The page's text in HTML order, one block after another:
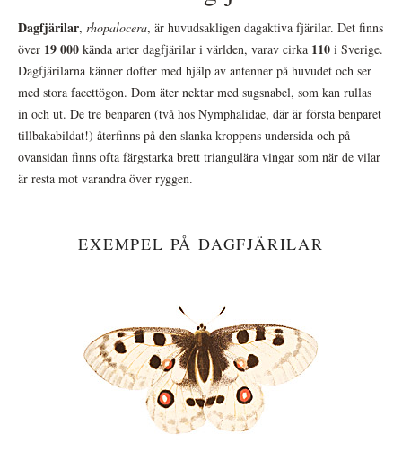
Dagfjärilar, rhopalocera, är huvudsakligen dagaktiva fjärilar. Det finns
över 19 000 kända arter dagfjärilar i världen, varav cirka 110 i Sverige.
Dagfjärilarna känner dofter med hjälp av antenner på huvudet och ser
med stora facettögon. Dom äter nektar med sugsnabel, som kan rullas
in och ut. De tre benparen (två hos Nymphalidae, där är första benparet
tillbakabildat!) återfinns på den slanka kroppens undersida och på
ovansidan finns ofta färgstarka brett triangulära vingar som när de vilar
är resta mot varandra över ryggen.
EXEMPEL PÅ DAGFJÄRILAR